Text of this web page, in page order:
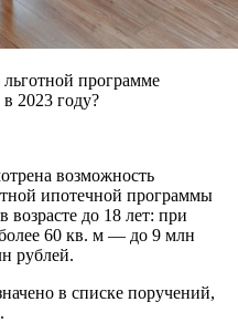
программе
2023 году?
возможность
ипотечной программы
возрасте до 18 лет: при
60 кв. м — до 9 млн
рублей.
в списке поручений,